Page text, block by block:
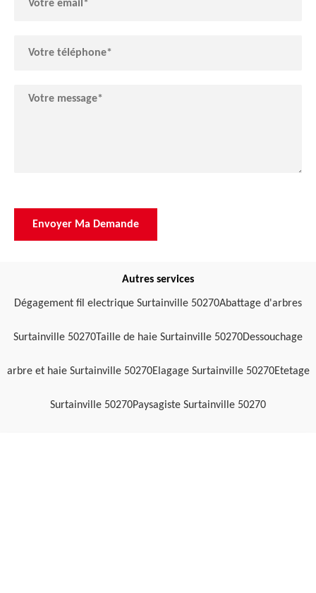
Autres services
Dégagement fil electrique Surtainville 50270Abattage d'arbres
Surtainville 50270Taille de haie Surtainville 50270Dessouchage
arbre et haie Surtainville 50270Elagage Surtainville 50270Etetage
Surtainville 50270Paysagiste Surtainville 50270